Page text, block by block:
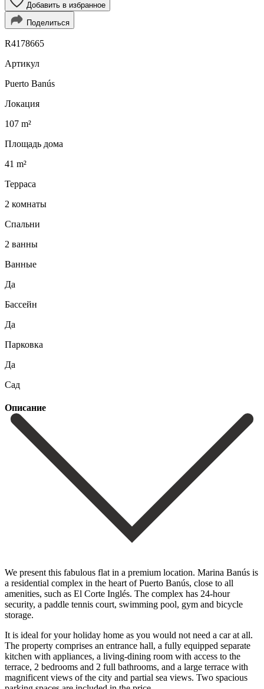
Добавить в избранное
Поделиться
R4178665
Артикул
Puerto Banús
Локация
107 m²
Площадь дома
41 m²
Терраса
2 комнаты
Спальни
2 ванны
Ванные
Да
Бассейн
Да
Парковка
Да
Сад
Описание
We present this fabulous flat in a premium location. Marina Banús is
a residential complex in the heart of Puerto Banús, close to all
amenities, such as El Corte Inglés. The complex has 24-hour
security, a paddle tennis court, swimming pool, gym and bicycle
storage.
It is ideal for your holiday home as you would not need a car at all.
The property comprises an entrance hall, a fully equipped separate
kitchen with appliances, a living-dining room with access to the
terrace, 2 bedrooms and 2 full bathrooms, and a large terrace with
magnificent views of the city and partial sea views. Two spacious